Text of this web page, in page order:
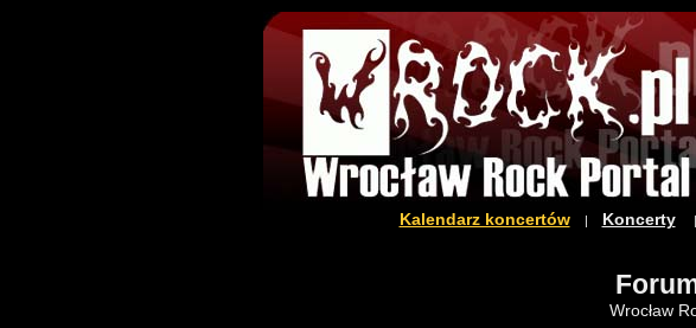
Kalendarz koncertów| Koncerty
Wrocław